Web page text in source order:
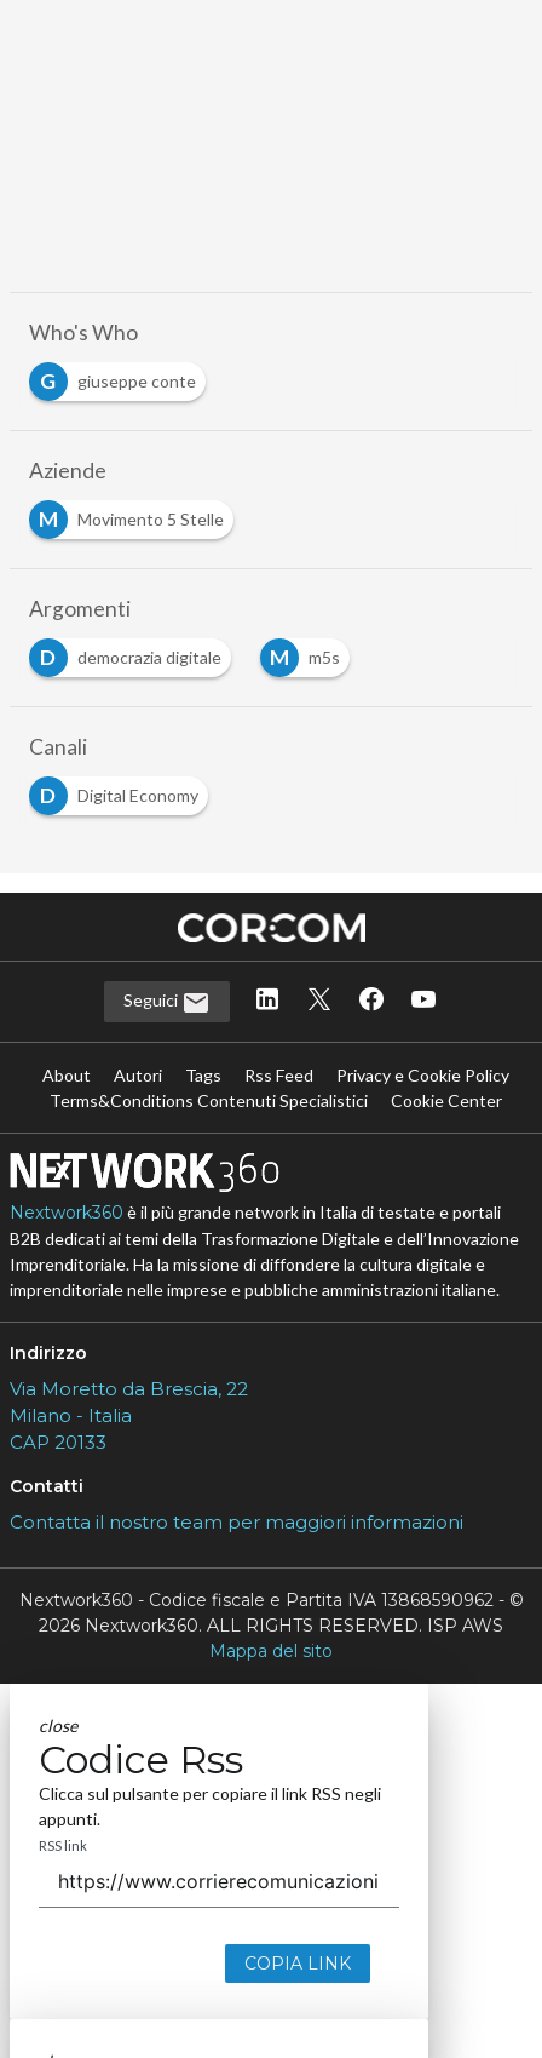
Who's Who
G
giuseppe conte
Aziende
M
Movimento 5 Stelle
Argomenti
D
democrazia digitale M m5s
Canali
D
Digital Economy
Seguici
About Autori Tags Rss Feed
Privacy e Cookie Policy
Terms&Conditions Contenuti Specialistici
Cookie Center
Nextwork360 è il più grande network in Italia di testate e portali
B2B dedicati ai temi della Trasformazione Digitale e dell’Innovazione
Imprenditoriale. Ha la missione di diffondere la cultura digitale e
imprenditoriale nelle imprese e pubbliche amministrazioni italiane.
Indirizzo
Via Moretto da Brescia, 22
Milano - Italia
CAP 20133
Contatti
Contatta il nostro team per maggiori informazioni
Nextwork360 - Codice fiscale e Partita IVA 13868590962 - ©
2026 Nextwork360. ALL RIGHTS RESERVED. ISP AWS
Mappa del sito
close
Codice Rss
Clicca sul pulsante per copiare il link RSS negli
appunti.
RSS link
COPIA LINK